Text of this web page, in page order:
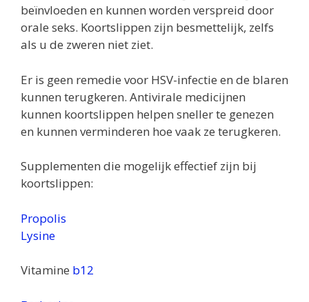
beïnvloeden en kunnen worden verspreid door
orale seks. Koortslippen zijn besmettelijk, zelfs
als u de zweren niet ziet.
Er is geen remedie voor HSV-infectie en de blaren
kunnen terugkeren. Antivirale medicijnen
kunnen koortslippen helpen sneller te genezen
en kunnen verminderen hoe vaak ze terugkeren.
Supplementen die mogelijk effectief zijn bij
koortslippen:
Propolis
Lysine
Vitamine b12